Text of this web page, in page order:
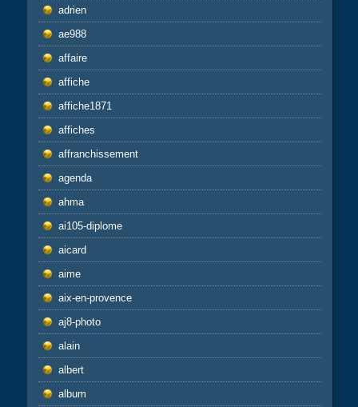
adrien
ae988
affaire
affiche
affiche1871
affiches
affranchissement
agenda
ahma
ai105-diplome
aicard
aime
aix-en-provence
aj8-photo
alain
albert
album